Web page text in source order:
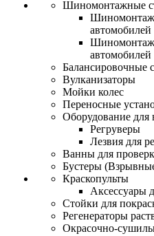
Шиномонтажные
автомобилей
автомобилей
Балансировочные
Вулканизаторы
Мойки колес
Переносные
Оборудование для
Регруверы
Лезвия для
Ванны для
Бустеры
Краскопульты
Аксессуары
Стойки для
Регенераторы
Окрасочно-